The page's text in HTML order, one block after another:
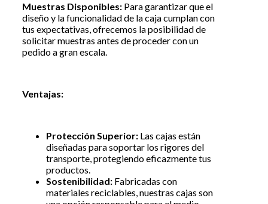
Muestras Disponibles: Para garantizar que el
diseño y la funcionalidad de la caja cumplan con
tus expectativas, ofrecemos la posibilidad de
solicitar muestras antes de proceder con un
pedido a gran escala.
Ventajas:
Protección Superior: Las cajas están
diseñadas para soportar los rigores del
transporte, protegiendo eficazmente tus
productos.
Sostenibilidad: Fabricadas con
materiales reciclables, nuestras cajas son